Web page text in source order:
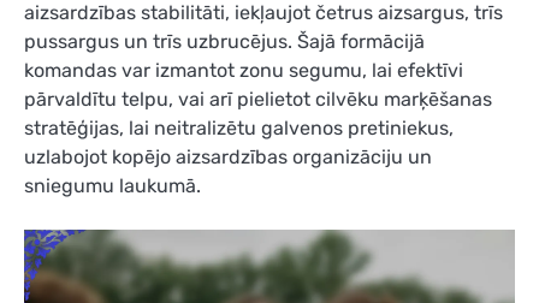
aizsardzības stabilitāti, iekļaujot četrus aizsargus, trīs
pussargus un trīs uzbrucējus. Šajā formācijā
komandas var izmantot zonu segumu, lai efektīvi
pārvaldītu telpu, vai arī pielietot cilvēku marķēšanas
stratēģijas, lai neitralizētu galvenos pretiniekus,
uzlabojot kopējo aizsardzības organizāciju un
sniegumu laukumā.